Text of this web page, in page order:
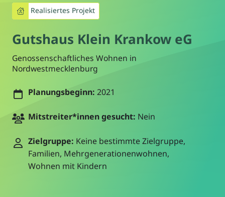
Realisiertes Projekt
Gutshaus Klein Krankow eG
Genossenschaftliches Wohnen in
Nordwestmecklenburg
Planungsbeginn: 2021
Mitstreiter*innen gesucht: Nein
Zielgruppe: Keine bestimmte Zielgruppe,
Familien, Mehrgenerationenwohnen,
Wohnen mit Kindern